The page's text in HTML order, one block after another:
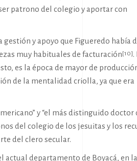
patrono del colegio y aportar con
y apoyo que Figueredo había
muy habituales de facturación[10].
es la época de mayor de
de la mentalidad criolla, ya que era
y “el más distinguido doctor
del colegio de los jesuitas y los
del clero secular.
actual departamento de Boyacá, en la